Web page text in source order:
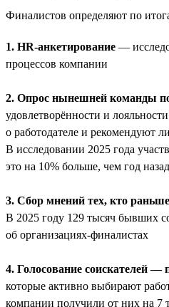
Финалистов определяют по
1. HR-анкетирование —
процессов компании
2. Опрос нынешней команды
удовлетворённости и
о работодателе и рекомендуют
В исследовании 2025 года
это на 10% больше, чем год назад
3. Сбор мнений тех, кто
В 2025 году 129 тысяч бывших
об организациях-финалистах
4. Голосование соискателей —
которые активно выбирают
компании получили от них на 7